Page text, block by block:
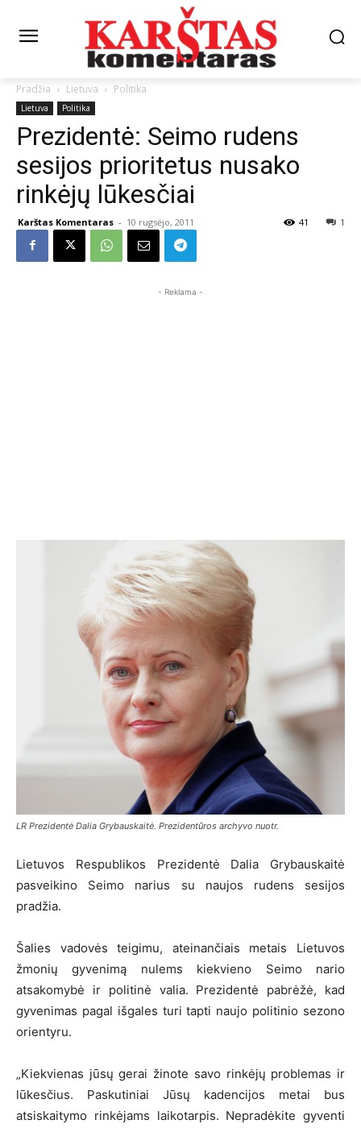
Pradžia Lietuva Politika
Lietuva Politika
Prezidentė: Seimo rudens
sesijos prioritetus nusako
rinkėjų lūkesčiai
Karštas Komentaras - 10 rugsėjo, 2011 1
41
- Reklama -
LR Prezidentė Dalia Grybauskaitė. Prezidentūros archyvo nuotr.
Lietuvos Respublikos Prezidentė Dalia Grybauskaitė
pasveikino Seimo narius su naujos rudens sesijos
pradžia.
Šalies vadovės teigimu, ateinančiais metais Lietuvos
žmonių gyvenimą nulems kiekvieno Seimo nario
atsakomybė ir politinė valia. Prezidentė pabrėžė, kad
gyvenimas pagal išgales turi tapti naujo politinio sezono
orientyru.
„Kiekvienas jūsų gerai žinote savo rinkėjų problemas ir
lūkesčius. Paskutiniai Jūsų kadencijos metai bus
atsiskaitymo rinkėjams laikotarpis. Nepradėkite gyventi